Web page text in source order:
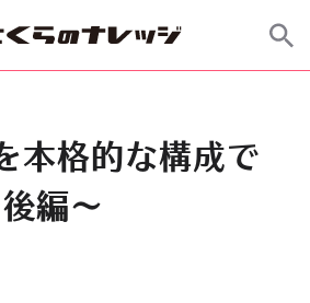
本格的な構成で
編〜